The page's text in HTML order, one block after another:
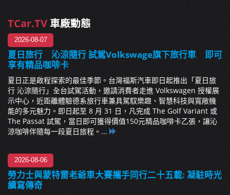
TCar.TV 車廠動態
2026-08-07
夏日旅行 沁涼隨行 試駕Volkswage旗下旅行車 即可
享有精品咖啡卡
夏日正是啟程探索的最佳季節。台灣福斯汽車即日起推出「夏日旅
行 沁涼隨行」全台試駕活動，邀請消費者走進 Volkswagen 授權展
示中心，近距離體驗德系旅行車兼具駕馭樂趣、智慧科技與寬敞機
能的多元魅力。即日起至 8 月 31 日，凡完成 The Golf Variant 或
The Passat 試駕，當日即可獲得價值150元精品咖啡卡乙張，讓沁
涼咖啡伴隨每一段夏日旅程。...
2026-08-06
勞力士與蒙特雷老爺車大賽攜手同行二十五載: 凝駐時光
續寫傳奇